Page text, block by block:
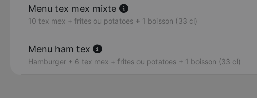
Menu tex mex mixte
10 tex mex + frites ou potatoes + 1 boisson (33 cl)
Menu ham tex
Hamburger + 6 tex mex + frites ou potatoes + 1 boisson (33 cl)